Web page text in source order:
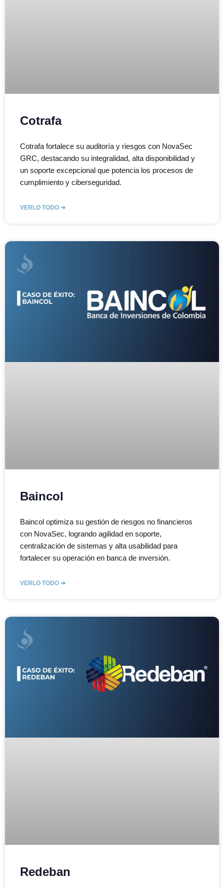
Cotrafa
Cotrafa fortalece su auditoría y riesgos con NovaSec
GRC, destacando su integralidad, alta disponibilidad y
un soporte excepcional que potencia los procesos de
cumplimiento y ciberseguridad.
VERLO TODO ➜
Baincol
Baincol optimiza su gestión de riesgos no financieros
con NovaSec, logrando agilidad en soporte,
centralización de sistemas y alta usabilidad para
fortalecer su operación en banca de inversión.
VERLO TODO ➜
Redeban